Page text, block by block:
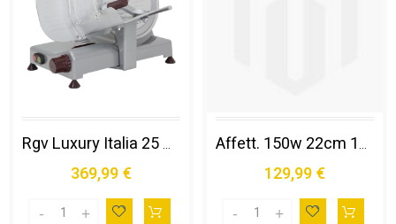
Rgv Luxury Italia 25 Gl Affettatrice Elettrico 140 W Grigio Alluminio
369,99 €
Affett. 150w 22cm 180x185mm Sl/bk
129,99 €